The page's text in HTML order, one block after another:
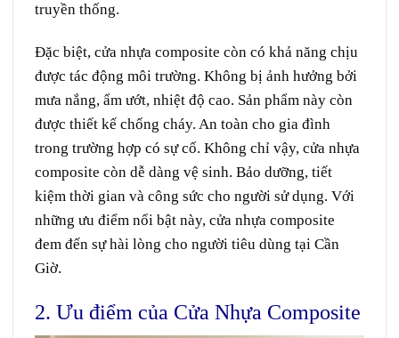
truyền thống.
Đặc biệt, cửa nhựa composite còn có khả năng chịu
được tác động môi trường. Không bị ảnh hưởng bởi
mưa nắng, ẩm ướt, nhiệt độ cao. Sản phẩm này còn
được thiết kế chống cháy. An toàn cho gia đình
trong trường hợp có sự cố. Không chỉ vậy, cửa nhựa
composite còn dễ dàng vệ sinh. Bảo dưỡng, tiết
kiệm thời gian và công sức cho người sử dụng. Với
những ưu điểm nổi bật này, cửa nhựa composite
đem đến sự hài lòng cho người tiêu dùng tại Cần
Giờ.
2. Ưu điểm của Cửa Nhựa Composite